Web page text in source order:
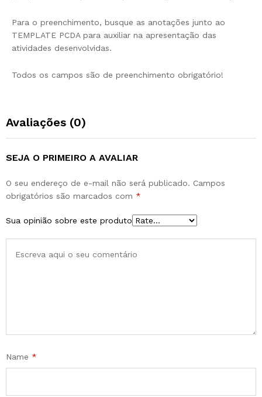
Para o preenchimento, busque as anotações junto ao
TEMPLATE PCDA para auxiliar na apresentação das
atividades desenvolvidas.
Todos os campos são de preenchimento obrigatório!
Avaliações (0)
SEJA O PRIMEIRO A AVALIAR
O seu endereço de e-mail não será publicado. Campos
obrigatórios são marcados com *
Sua opinião sobre este produto
Name *